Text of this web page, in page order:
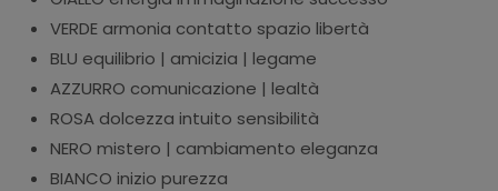
VERDE armonia contatto spazio libertà
BLU equilibrio | amicizia | legame
AZZURRO comunicazione | lealtà
ROSA dolcezza intuito sensibilità
NERO mistero | cambiamento eleganza
BIANCO inizio purezza